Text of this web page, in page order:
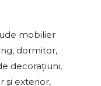
mobilier
dormitor,
decorațiuni,
și exterior,